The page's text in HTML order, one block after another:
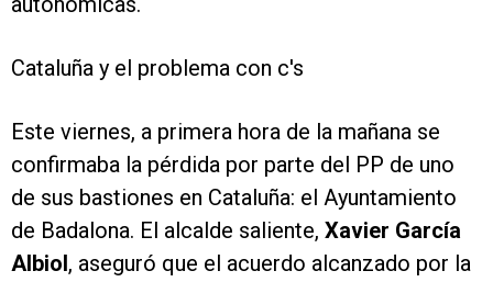
Cataluña y el problema con c's
Este viernes, a primera hora de la mañana se
confirmaba la pérdida por parte del PP de uno
de sus bastiones en Cataluña: el Ayuntamiento
de Badalona. El alcalde saliente, Xavier García
Albiol, aseguró que el acuerdo alcanzado por la